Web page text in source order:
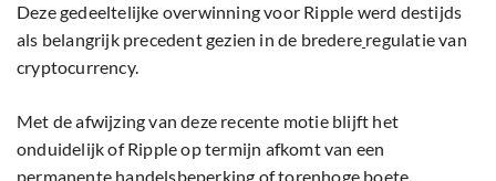
Deze gedeeltelijke overwinning voor Ripple werd destijds
als belangrijk precedent gezien in de bredere regulatie van
cryptocurrency.
Met de afwijzing van deze recente motie blijft het
onduidelijk of Ripple op termijn afkomt van een
permanente handelsbeperking of torenhoge boete.